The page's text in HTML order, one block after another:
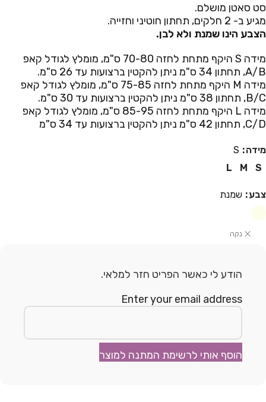
סט סאטן מושלם.
מגיע ב- 2 חלקים, תחתון חוטיני וחזייה.
הצבע הינו שמנת ולא לבן.
מידה S היקף מתחת לחזה 70-80 ס"מ, מומלץ לגודל קאפ
A/B, תחתון 34 ס"מ ניתן להקטין ברצועות עד 26 ס"מ.
מידה M היקף מתחת לחזה 75-85 ס"מ, מומלץ לגודל קאפ
B/C, תחתון 38 ס"מ ניתן להקטין ברצועות עד 30 ס"מ.
מידה L היקף מתחת לחזה 85-95 ס"מ, מומלץ לגודל קאפ
C/D, תחתון 42 ס"מ ניתן להקטין ברצועות עד 34 ס"מ
מידה
S
S
M
L
צבע שמנת
נקה
הודע לי כאשר הפריט חזר למלאי.
Enter your email address
הוסף אותי לרשימת המתנה למוצר